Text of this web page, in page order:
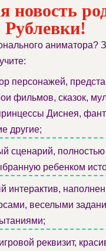
новость
Рублевки!
аниматора?
персонажей,
фильмов, сказок,
Диснея,
другие;
сценарий, полностью
ребенком
интерактив,
веселыми
реквизит,